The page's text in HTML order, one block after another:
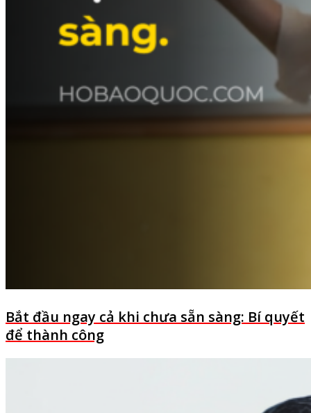
Bắt đầu ngay cả khi chưa sẵn sàng: Bí quyết
để thành công